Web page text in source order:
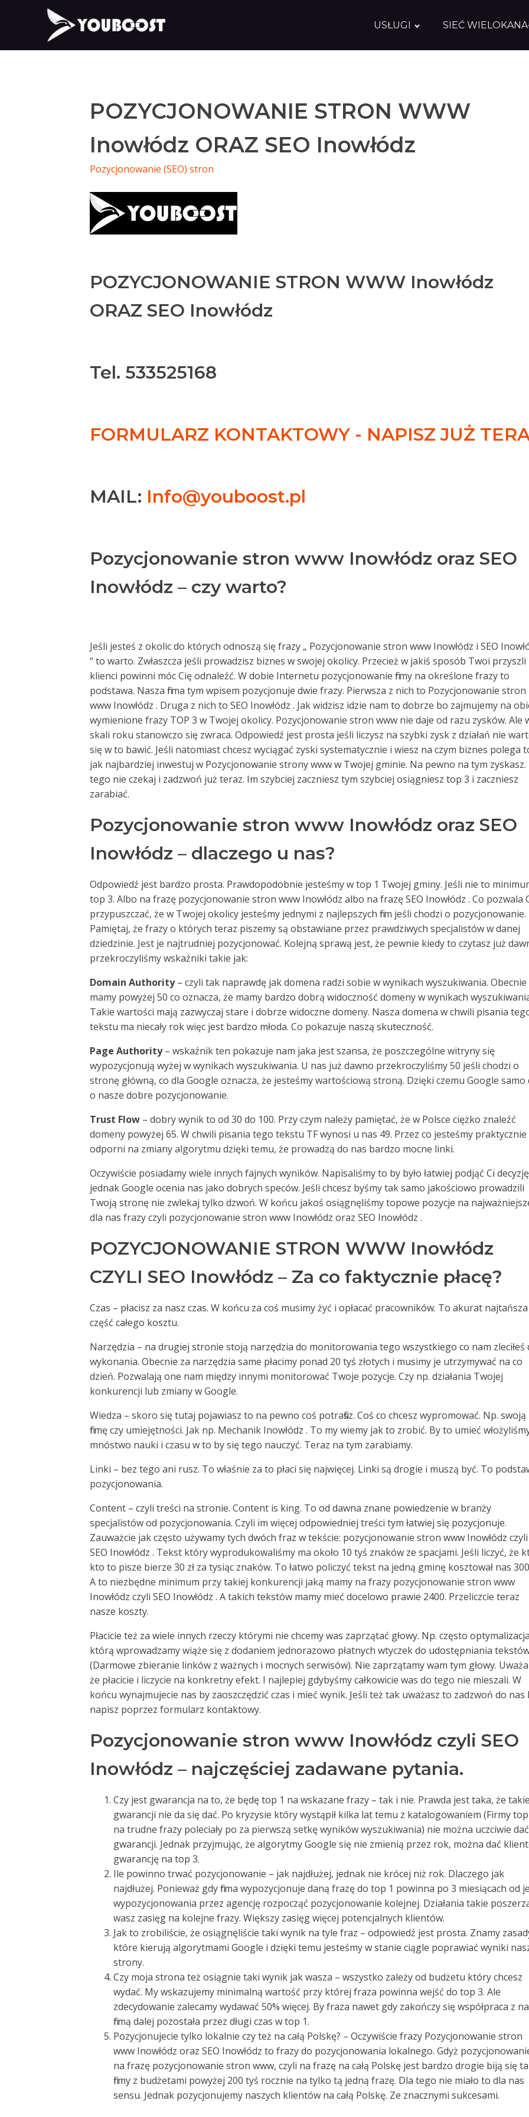
USŁUGI SIEĆ
POZYCJONOWANIE STRON WWW
Inowłódz ORAZ SEO Inowłódz
Pozycjonowanie (SEO) stron
POZYCJONOWANIE STRON WWW Inowłódz
ORAZ SEO Inowłódz
Tel. 533525168
FORMULARZ KONTAKTOWY - NAPISZ JUŻ
MAIL: Info@youboost.pl
Pozycjonowanie stron www Inowłódz oraz SEO
Inowłódz – czy warto?
Jeśli jesteś z okolic do których odnoszą się frazy „ Pozycjonowanie stron www Inowłódz i SEO
‘’ to warto. Zwłaszcza jeśli prowadzisz biznes w swojej okolicy. Przecież w jakiś sposób Twoi przyszli
klienci powinni móc Cię odnaleźć. W dobie Internetu pozycjonowanie firmy na określone frazy to
podstawa. Nasza firma tym wpisem pozycjonuje dwie frazy. Pierwsza z nich to Pozycjonowanie stron
www Inowłódz . Druga z nich to SEO Inowłódz . Jak widzisz idzie nam to dobrze bo zajmujemy na
wymienione frazy TOP 3 w Twojej okolicy. Pozycjonowanie stron www nie daje od razu zysków. Ale
skali roku stanowczo się zwraca. Odpowiedź jest prosta jeśli liczysz na szybki zysk z działań nie
się w to bawić. Jeśli natomiast chcesz wyciągać zyski systematycznie i wiesz na czym biznes polega
jak najbardziej inwestuj w Pozycjonowanie strony www w Twojej gminie. Na pewno na tym zyskasz.
tego nie czekaj i zadzwoń już teraz. Im szybciej zaczniesz tym szybciej osiągniesz top 3 i zaczniesz
zarabiać.
Pozycjonowanie stron www Inowłódz oraz SEO
Inowłódz – dlaczego u nas?
Odpowiedź jest bardzo prosta. Prawdopodobnie jesteśmy w top 1 Twojej gminy. Jeśli nie to
top 3. Albo na frazę pozycjonowanie stron www Inowłódz albo na frazę SEO Inowłódz . Co pozwala
przypuszczać, że w Twojej okolicy jesteśmy jednymi z najlepszych firm jeśli chodzi o pozycjonowanie.
Pamiętaj, że frazy o których teraz piszemy są obstawiane przez prawdziwych specjalistów w danej
dziedzinie. Jest je najtrudniej pozycjonować. Kolejną sprawą jest, że pewnie kiedy to czytasz już
przekroczyliśmy wskaźniki takie jak:
Domain Authority– czyli tak naprawdę jak domena radzi sobie w wynikach wyszukiwania. Obecnie
mamy powyżej 50 co oznacza, że mamy bardzo dobrą widoczność domeny w wynikach
Takie wartości mają zazwyczaj stare i dobrze widoczne domeny. Nasza domena w chwili pisania
tekstu ma niecały rok więc jest bardzo młoda. Co pokazuje naszą skuteczność.
Page Authority– wskaźnik ten pokazuje nam jaka jest szansa, że poszczególne witryny się
wypozycjonują wyżej w wynikach wyszukiwania. U nas już dawno przekroczyliśmy 50 jeśli chodzi o
stronę główną, co dla Google oznacza, że jesteśmy wartościową stroną. Dzięki czemu Google samo
o nasze dobre pozycjonowanie.
Trust Flow – dobry wynik to od 30 do 100. Przy czym należy pamiętać, że w Polsce ciężko znaleźć
domeny powyżej 65. W chwili pisania tego tekstu TF wynosi u nas 49. Przez co jesteśmy praktycznie
odporni na zmiany algorytmu dzięki temu, że prowadzą do nas bardzo mocne linki.
Oczywiście posiadamy wiele innych fajnych wyników. Napisaliśmy to by było łatwiej podjąć Ci
jednak Google ocenia nas jako dobrych speców. Jeśli chcesz byśmy tak samo jakościowo prowadzili
Twoją stronę nie zwlekaj tylko dzwoń. W końcu jakoś osiągnęliśmy topowe pozycje na
dla nas frazy czyli pozycjonowanie stron www Inowłódz oraz SEO Inowłódz .
POZYCJONOWANIE STRON WWW Inowłódz
CZYLI SEO Inowłódz – Za co faktycznie płacę?
Czas – płacisz za nasz czas. W końcu za coś musimy żyć i opłacać pracowników. To akurat najtańsza
część całego kosztu.
Narzędzia – na drugiej stronie stoją narzędzia do monitorowania tego wszystkiego co nam zleciłeś
wykonania. Obecnie za narzędzia same płacimy ponad 20 tyś złotych i musimy je utrzymywać na co
dzień. Pozwalają one nam między innymi monitorować Twoje pozycje. Czy np. działania Twojej
konkurencji lub zmiany w Google.
Wiedza – skoro się tutaj pojawiasz to na pewno coś potrafisz. Coś co chcesz wypromować. Np. swoją
firmę czy umiejętności. Jak np. Mechanik Inowłódz . To my wiemy jak to zrobić. By to umieć
mnóstwo nauki i czasu w to by się tego nauczyć. Teraz na tym zarabiamy.
Linki – bez tego ani rusz. To właśnie za to płaci się najwięcej. Linki są drogie i muszą być. To
pozycjonowania.
Content – czyli treści na stronie. Content is king. To od dawna znane powiedzenie w branży
specjalistów od pozycjonowania. Czyli im więcej odpowiedniej treści tym łatwiej się pozycjonuje.
Zauważcie jak często używamy tych dwóch fraz w tekście: pozycjonowanie stron www Inowłódz czyli
SEO Inowłódz . Tekst który wyprodukowaliśmy ma około 10 tyś znaków ze spacjami. Jeśli liczyć, że
kto to pisze bierze 30 zł za tysiąc znaków. To łatwo policzyć tekst na jedną gminę kosztował nas 300
A to niezbędne minimum przy takiej konkurencji jaką mamy na frazy pozycjonowanie stron www
Inowłódz czyli SEO Inowłódz . A takich tekstów mamy mieć docelowo prawie 2400. Przeliczcie teraz
nasze koszty.
Płacicie też za wiele innych rzeczy którymi nie chcemy was zaprzątać głowy. Np. często optymalizacja
którą wprowadzamy wiąże się z dodaniem jednorazowo płatnych wtyczek do udostępniania
(Darmowe zbieranie linków z ważnych i mocnych serwisów). Nie zaprzątamy wam tym głowy.
że płacicie i liczycie na konkretny efekt. I najlepiej gdybyśmy całkowicie was do tego nie mieszali. W
końcu wynajmujecie nas by zaoszczędzić czas i mieć wynik. Jeśli też tak uważasz to zadzwoń do nas
napisz poprzez formularz kontaktowy.
Pozycjonowanie stron www Inowłódz czyli SEO
Inowłódz – najczęściej zadawane pytania.
Czy jest gwarancja na to, że będę top 1 na wskazane frazy – tak i nie. Prawda jest taka, że
gwarancji nie da się dać. Po kryzysie który wystąpił kilka lat temu z katalogowaniem (Firmy top
na trudne frazy poleciały po za pierwszą setkę wyników wyszukiwania) nie można uczciwie dać
gwarancji. Jednak przyjmując, że algorytmy Google się nie zmienią przez rok, można dać
gwarancję na top 3.
Ile powinno trwać pozycjonowanie – jak najdłużej, jednak nie krócej niż rok. Dlaczego jak
najdłużej. Ponieważ gdy firma wypozycjonuje daną frazę do top 1 powinna po 3 miesiącach od
wypozycjonowania przez agencję rozpocząć pozycjonowanie kolejnej. Działania takie
wasz zasięg na kolejne frazy. Większy zasięg więcej potencjalnych klientów.
Jak to zrobiliście, że osiągnęliście taki wynik na tyle fraz – odpowiedź jest prosta. Znamy
które kierują algorytmami Google i dzięki temu jesteśmy w stanie ciągle poprawiać wyniki
strony.
Czy moja strona też osiągnie taki wynik jak wasza – wszystko zależy od budżetu który chcesz
wydać. My wskazujemy minimalną wartość przy której fraza powinna wejść do top 3. Ale
zdecydowanie zalecamy wydawać 50% więcej. By fraza nawet gdy zakończy się współpraca z
firmą dalej pozostała przez długi czas w top 1.
Pozycjonujecie tylko lokalnie czy też na całą Polskę? – Oczywiście frazy Pozycjonowanie stron
www Inowłódz oraz SEO Inowłódz to frazy do pozycjonowania lokalnego. Gdyż
na frazę pozycjonowanie stron www, czyli na frazę na całą Polskę jest bardzo drogie biją się
firmy z budżetami powyżej 200 tyś rocznie na tylko tą jedną frazę. Dla tego nie miało to dla nas
sensu. Jednak pozycjonujemy naszych klientów na całą Polskę. Ze znacznymi sukcesami.